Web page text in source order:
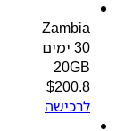
Zambia
20GB
$200.8
לרכישה